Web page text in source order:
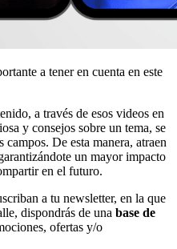
a tener en cuenta en este
a través de esos videos en
y consejos sobre un tema, se
campos. De esta manera, atraen
un mayor impacto
en el futuro.
a tu newsletter, en la que
dispondrás de una base de
ofertas y/o